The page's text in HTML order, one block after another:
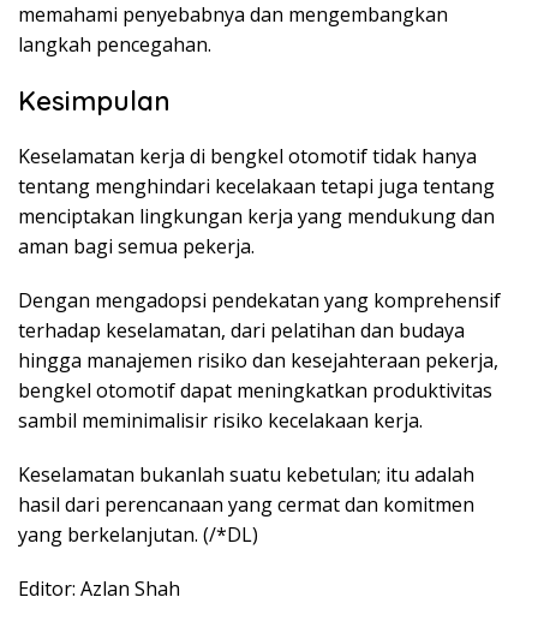
memahami penyebabnya dan mengembangkan
langkah pencegahan.
Kesimpulan
Keselamatan kerja di bengkel otomotif tidak hanya
tentang menghindari kecelakaan tetapi juga tentang
menciptakan lingkungan kerja yang mendukung dan
aman bagi semua pekerja.
Dengan mengadopsi pendekatan yang komprehensif
terhadap keselamatan, dari pelatihan dan budaya
hingga manajemen risiko dan kesejahteraan pekerja,
bengkel otomotif dapat meningkatkan produktivitas
sambil meminimalisir risiko kecelakaan kerja.
Keselamatan bukanlah suatu kebetulan; itu adalah
hasil dari perencanaan yang cermat dan komitmen
yang berkelanjutan. (/*DL)
Editor: Azlan Shah